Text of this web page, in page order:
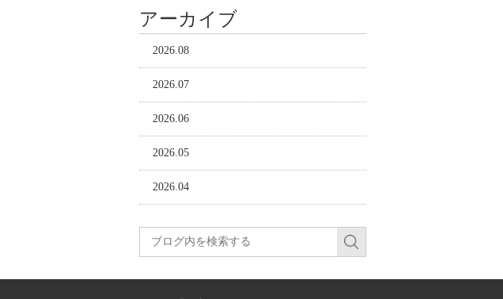
アーカイブ
2026.08
2026.07
2026.06
2026.05
2026.04